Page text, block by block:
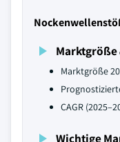
Marktgröße
Marktgröße
CAGR
Wichtige